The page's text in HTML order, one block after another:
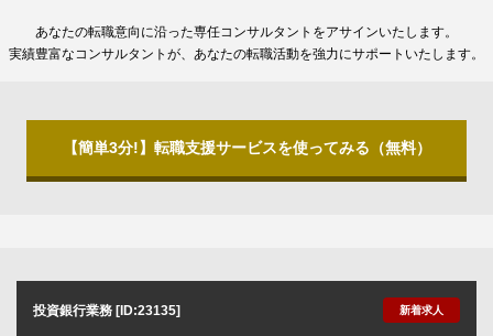
あなたの転職意向に沿った専任コンサルタントをアサインいたします。
実績豊富なコンサルタントが、あなたの転職活動を強力にサポートいたします。
【簡単3分!】転職支援サービスを使ってみる（無料）
投資銀行業務 [ID:23135] 新着求人